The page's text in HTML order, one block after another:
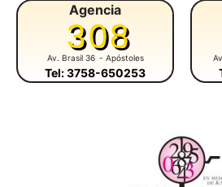
Agencia
308
Av. Brasil 36 - Apóstoles
Tel: 3758-650253